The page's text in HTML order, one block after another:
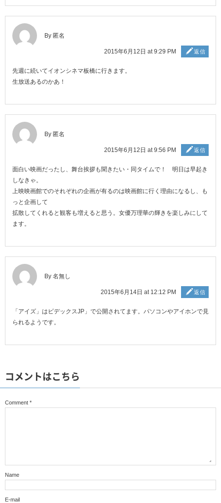
By 匿名
2015年6月12日 at 9:29 PM 返信
先週に続いてイオンシネマ板橋に行きます。
生放送あるのかあ！
By 匿名
2015年6月12日 at 9:56 PM 返信
面白い映画だったし、舞台挨拶も聞きたい・同タイムで！ 明日は早起き
しなきゃ。
上映映画館でのそれぞれの企画が有るのは映画館に行く理由になるし、も
っと企画して
拡散してくれると観客も増えると思う。女優万理華の輝きを楽しみにして
ます。
By 名無し
2015年6月14日 at 12:12 PM 返信
「アイズ」はビデックスJP」で公開されてます。パソコンやアイホンで見
られるようです。
コメントはこちら
Comment *
Name
E-mail